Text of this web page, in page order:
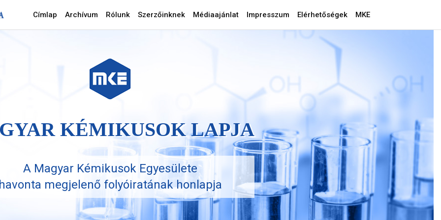
Címlap Archívum Rólunk Szerzőinknek Médiaajánlat Impresszum Elérhetőségek MKE
KÉMIKUSOK LAPJA
A Magyar Kémikusok Egyesülete
megjelenő folyóiratának honlapja